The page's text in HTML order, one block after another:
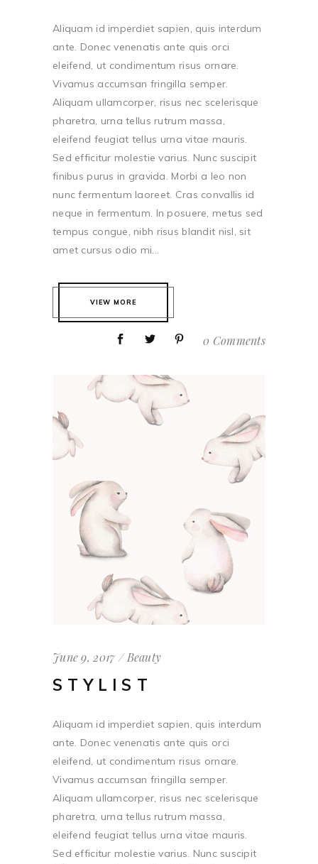
Aliquam id imperdiet sapien, quis interdum
ante. Donec venenatis ante quis orci
eleifend, ut condimentum risus ornare.
Vivamus accumsan fringilla semper.
Aliquam ullamcorper, risus nec scelerisque
pharetra, urna tellus rutrum massa,
eleifend feugiat tellus urna vitae mauris.
Sed efficitur molestie varius. Nunc suscipit
finibus purus in gravida. Morbi a leo non
nunc fermentum laoreet. Cras convallis id
neque in fermentum. In posuere, metus sed
tempus congue, nibh risus blandit nisl, sit
amet cursus odio mi...
VIEW MORE
0 Comments
June 9, 2017 Beauty
STYLIST
Aliquam id imperdiet sapien, quis interdum
ante. Donec venenatis ante quis orci
eleifend, ut condimentum risus ornare.
Vivamus accumsan fringilla semper.
Aliquam ullamcorper, risus nec scelerisque
pharetra, urna tellus rutrum massa,
eleifend feugiat tellus urna vitae mauris.
Sed efficitur molestie varius. Nunc suscipit